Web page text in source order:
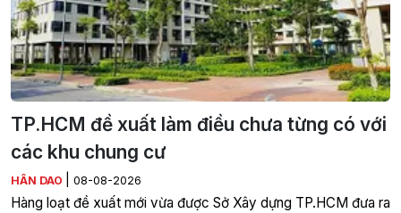
TP.HCM đề xuất làm điều chưa từng có với
các khu chung cư
HÂN DAO 08-08-2026
Hàng loạt đề xuất mới vừa được Sở Xây dựng TP.HCM đưa ra